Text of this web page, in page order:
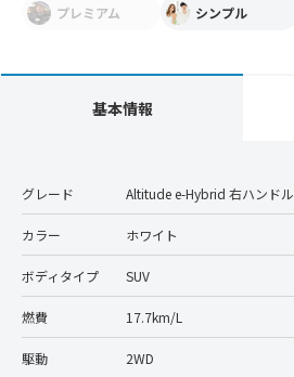
プレミアム
シンプル
基本情報
グレード Altitude e-Hybrid 右ハンドル
カラー ホワイト
ボディタイプ SUV
燃費 17.7km/L
駆動 2WD